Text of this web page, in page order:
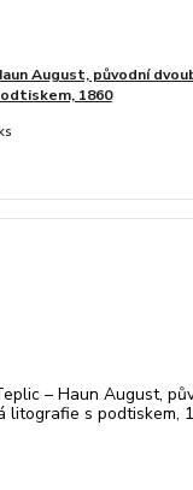
August, původní
1860